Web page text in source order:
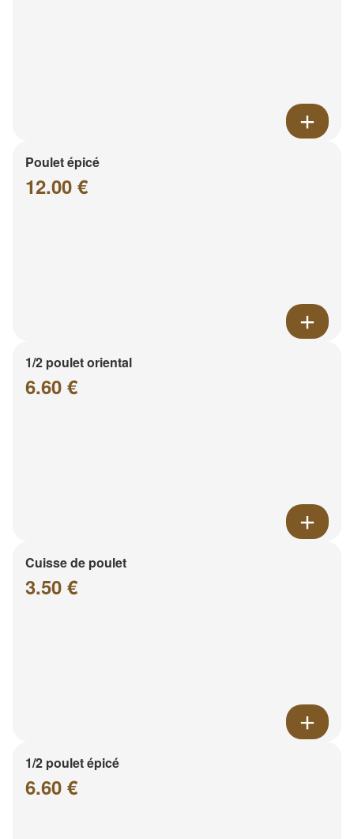
Poulet épicé
12.00 €
1/2 poulet oriental
6.60 €
Cuisse de poulet
3.50 €
1/2 poulet épicé
6.60 €